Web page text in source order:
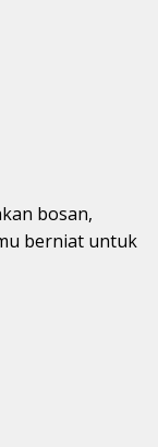
bosan,
berniat untuk